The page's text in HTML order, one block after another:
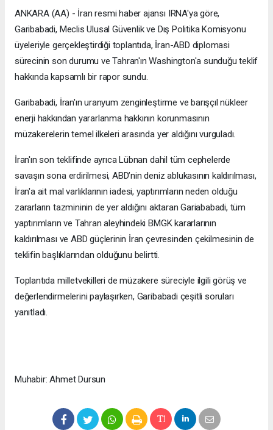
ANKARA (AA) - İran resmi haber ajansı IRNA'ya göre,
Garibabadi, Meclis Ulusal Güvenlik ve Dış Politika Komisyonu
üyeleriyle gerçekleştirdiği toplantıda, İran-ABD diplomasi
sürecinin son durumu ve Tahran'ın Washington'a sunduğu teklif
hakkında kapsamlı bir rapor sundu.
Garibabadi, İran'ın uranyum zenginleştirme ve barışçıl nükleer
enerji hakkından yararlanma hakkının korunmasının
müzakerelerin temel ilkeleri arasında yer aldığını vurguladı.
İran'ın son teklifinde ayrıca Lübnan dahil tüm cephelerde
savaşın sona erdirilmesi, ABD’nin deniz ablukasının kaldırılması,
İran'a ait mal varlıklarının iadesi, yaptırımların neden olduğu
zararların tazmininin de yer aldığını aktaran Gariababadi, tüm
yaptırımların ve Tahran aleyhindeki BMGK kararlarının
kaldırılması ve ABD güçlerinin İran çevresinden çekilmesinin de
teklifin başlıklarından olduğunu belirtti.
Toplantıda milletvekilleri de müzakere süreciyle ilgili görüş ve
değerlendirmelerini paylaşırken, Garibabadi çeşitli soruları
yanıtladı.
Muhabir: Ahmet Dursun